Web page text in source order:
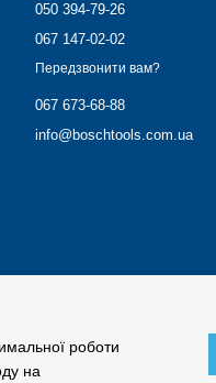
050 394-79-26
067 147-02-02
Передзвонити вам?
067 673-68-88
info@boschtools.com.ua
роботи
на